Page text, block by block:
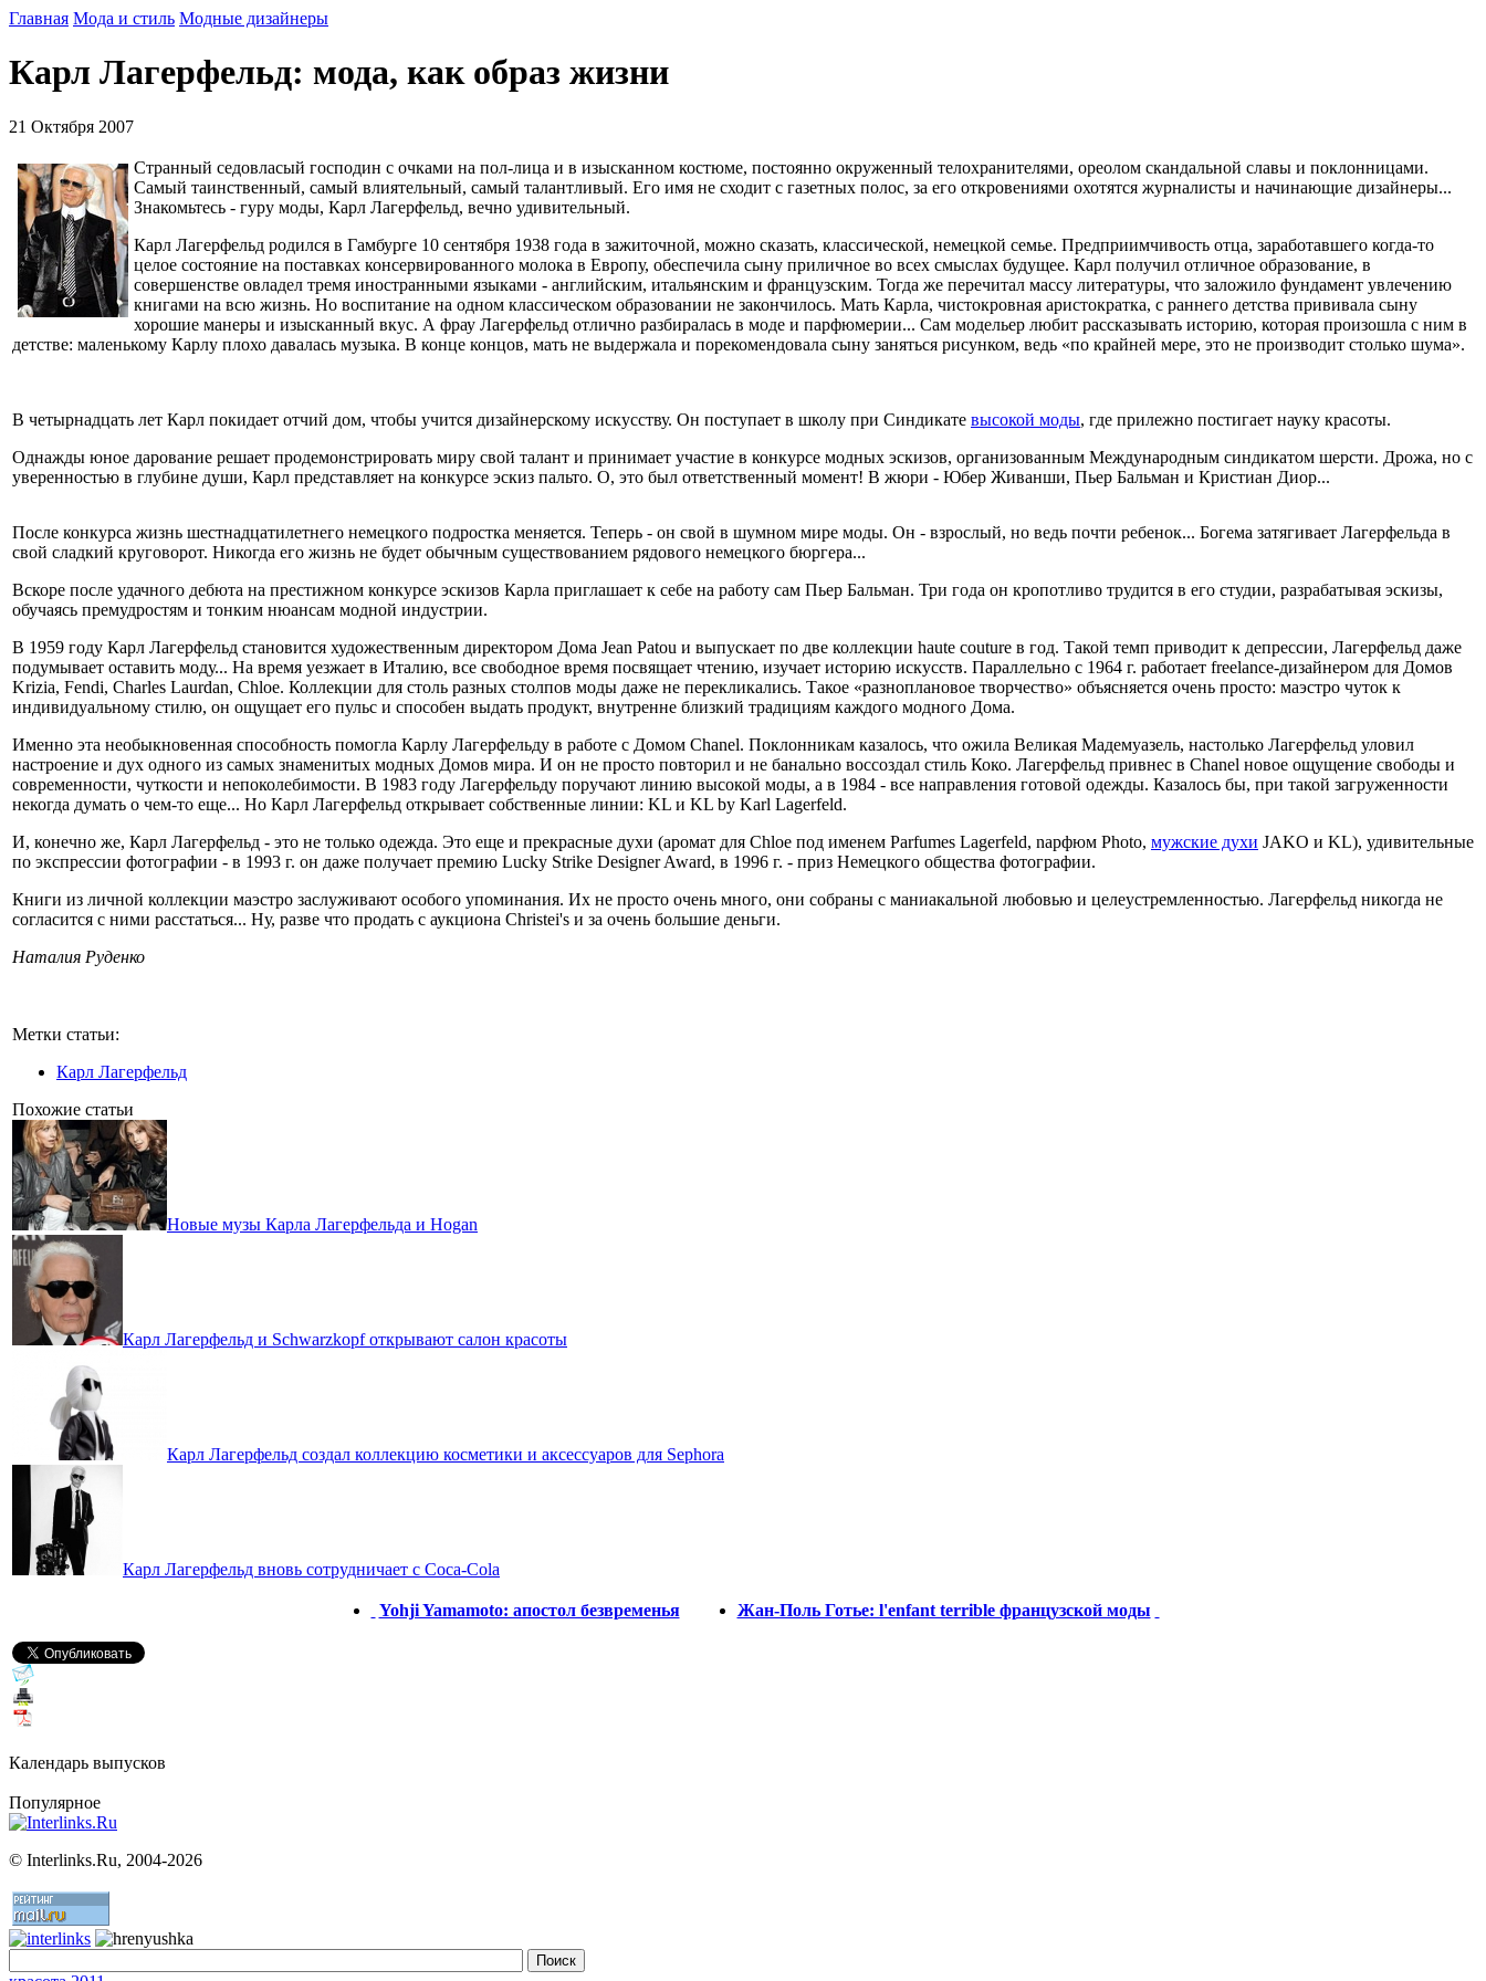
Главная Мода и стиль Модные дизайнеры
Карл Лагерфельд: мода, как образ жизни
21 Октября 2007
Странный седовласый господин с очками на пол-лица и в изысканном костюме, постоянно окруженный телохранителями, ореолом скандальной славы и поклонницами.
Самый таинственный, самый влиятельный, самый талантливый. Его имя не сходит с газетных полос, за его откровениями охотятся журналисты и начинающие дизайнеры...
Знакомьтесь - гуру моды, Карл Лагерфельд, вечно удивительный.
Карл Лагерфельд родился в Гамбурге 10 сентября 1938 года в зажиточной, можно сказать, классической, немецкой семье. Предприимчивость отца, заработавшего когда-то
целое состояние на поставках консервированного молока в Европу, обеспечила сыну приличное во всех смыслах будущее. Карл получил отличное образование, в
совершенстве овладел тремя иностранными языками - английским, итальянским и французским. Тогда же перечитал массу литературы, что заложило фундамент увлечению
книгами на всю жизнь. Но воспитание на одном классическом образовании не закончилось. Мать Карла, чистокровная аристократка, с раннего детства прививала сыну
хорошие манеры и изысканный вкус. А фрау Лагерфельд отлично разбиралась в моде и парфюмерии... Сам модельер любит рассказывать историю, которая произошла с ним в
детстве: маленькому Карлу плохо давалась музыка. В конце концов, мать не выдержала и порекомендовала сыну заняться рисунком, ведь «по крайней мере, это не производит столько шума».
В четырнадцать лет Карл покидает отчий дом, чтобы учится дизайнерскому искусству. Он поступает в школу при Синдикате высокой моды, где прилежно постигает науку красоты.
Однажды юное дарование решает продемонстрировать миру свой талант и принимает участие в конкурсе модных эскизов, организованным Международным синдикатом шерсти. Дрожа, но с
уверенностью в глубине души, Карл представляет на конкурсе эскиз пальто. О, это был ответственный момент! В жюри - Юбер Живанши, Пьер Бальман и Кристиан Диор...
После конкурса жизнь шестнадцатилетнего немецкого подростка меняется. Теперь - он свой в шумном мире моды. Он - взрослый, но ведь почти ребенок... Богема затягивает Лагерфельда в
свой сладкий круговорот. Никогда его жизнь не будет обычным существованием рядового немецкого бюргера...
Вскоре после удачного дебюта на престижном конкурсе эскизов Карла приглашает к себе на работу сам Пьер Бальман. Три года он кропотливо трудится в его студии, разрабатывая эскизы,
обучаясь премудростям и тонким нюансам модной индустрии.
В 1959 году Карл Лагерфельд становится художественным директором Дома Jean Patou и выпускает по две коллекции haute couture в год. Такой темп приводит к депрессии, Лагерфельд даже
подумывает оставить моду... На время уезжает в Италию, все свободное время посвящает чтению, изучает историю искусств. Параллельно с 1964 г. работает freelance-дизайнером для Домов
Krizia, Fendi, Charles Laurdan, Chloe. Коллекции для столь разных столпов моды даже не перекликались. Такое «разноплановое творчество» объясняется очень просто: маэстро чуток к
индивидуальному стилю, он ощущает его пульс и способен выдать продукт, внутренне близкий традициям каждого модного Дома.
Именно эта необыкновенная способность помогла Карлу Лагерфельду в работе с Домом Chanel. Поклонникам казалось, что ожила Великая Мадемуазель, настолько Лагерфельд уловил
настроение и дух одного из самых знаменитых модных Домов мира. И он не просто повторил и не банально воссоздал стиль Коко. Лагерфельд привнес в Chanel новое ощущение свободы и
современности, чуткости и непоколебимости. В 1983 году Лагерфельду поручают линию высокой моды, а в 1984 - все направления готовой одежды. Казалось бы, при такой загруженности
некогда думать о чем-то еще... Но Карл Лагерфельд открывает собственные линии: KL и KL by Karl Lagerfeld.
И, конечно же, Карл Лагерфельд - это не только одежда. Это еще и прекрасные духи (аромат для Chloe под именем Parfumes Lagerfeld, napфюм Photo, мужские духи JAKO и KL), удивительные
по экспрессии фотографии - в 1993 г. он даже получает премию Lucky Strike Designer Award, в 1996 г. - приз Немецкого общества фотографии.
Книги из личной коллекции маэстро заслуживают особого упоминания. Их не просто очень много, они собраны с маниакальной любовью и целеустремленностью. Лагерфельд никогда не
согласится с ними расстаться... Ну, разве что продать с аукциона Christei's и за очень большие деньги.
Наталия Руденко
Метки статьи:
Карл Лагерфельд
Похожие статьи
Новые музы Карла Лагерфельда и Hogan
Карл Лагерфельд и Schwarzkopf открывают салон красоты
Карл Лагерфельд создал коллекцию косметики и аксессуаров для Sephora
Карл Лагерфельд вновь сотрудничает с Coca-Cola
Yohji Yamamoto: апостол безвременья Жан-Поль Готье: l'enfant terrible французской моды
Календарь выпусков
Популярное
© Interlinks.Ru, 2004-2026